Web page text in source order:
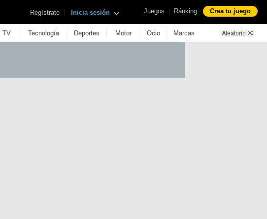
Juegos | Ránking Crea tu juego
Regístrate | Inicia sesión
TV | Tecnología | Deportes | Motor | Ocio | Marcas